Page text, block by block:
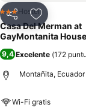
CompartirAgregar a
3 Estrellas
Hostel
Casa Del Merman at
GayMontanita House
9,4 Excelente (172
Montañita, Ecuador
Wi-Fi gratis